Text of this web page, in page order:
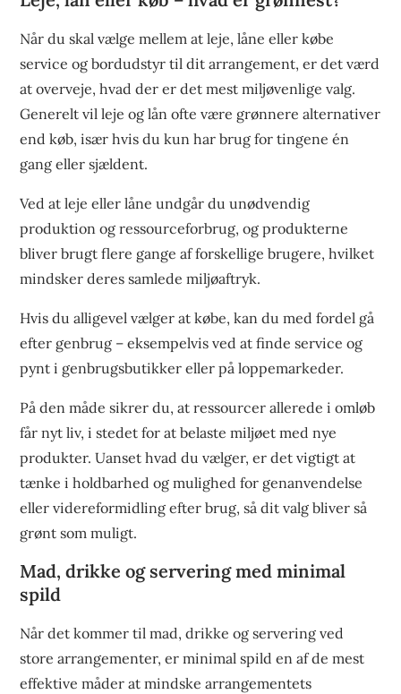
Når du skal vælge mellem at leje, låne eller købe
service og bordudstyr til dit arrangement, er det værd
at overveje, hvad der er det mest miljøvenlige valg.
Generelt vil leje og lån ofte være grønnere alternativer
end køb, især hvis du kun har brug for tingene én
gang eller sjældent.
Ved at leje eller låne undgår du unødvendig
produktion og ressourceforbrug, og produkterne
bliver brugt flere gange af forskellige brugere, hvilket
mindsker deres samlede miljøaftryk.
Hvis du alligevel vælger at købe, kan du med fordel gå
efter genbrug – eksempelvis ved at finde service og
pynt i genbrugsbutikker eller på loppemarkeder.
På den måde sikrer du, at ressourcer allerede i omløb
får nyt liv, i stedet for at belaste miljøet med nye
produkter. Uanset hvad du vælger, er det vigtigt at
tænke i holdbarhed og mulighed for genanvendelse
eller videreformidling efter brug, så dit valg bliver så
grønt som muligt.
Mad, drikke og servering med minimal
spild
Når det kommer til mad, drikke og servering ved
store arrangementer, er minimal spild en af de mest
effektive måder at mindske arrangementets